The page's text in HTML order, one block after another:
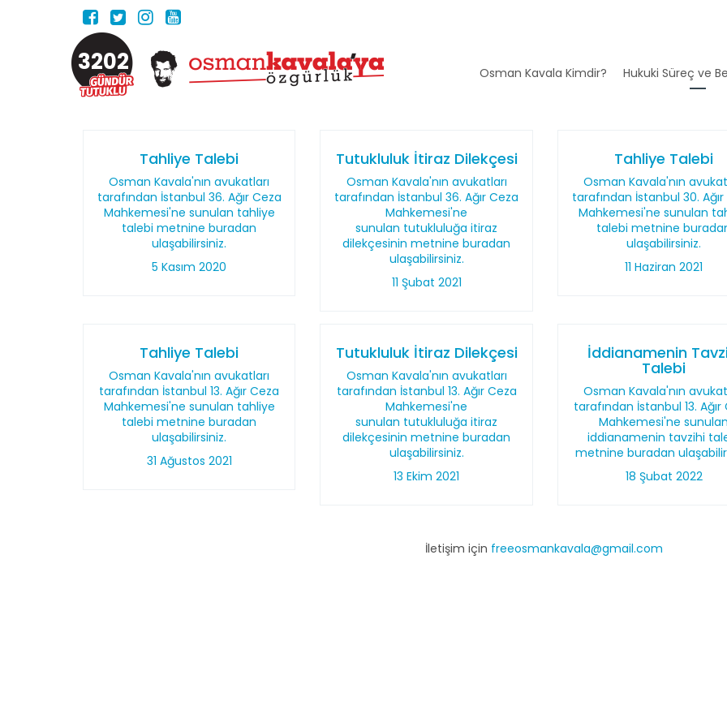
3202 Osman Kavala Kimdir? Hukuki Süreç ve
Tahliye Talebi
Osman Kavala'nın avukatları
tarafından İstanbul 36. Ağır Ceza
Mahkemesi'ne sunulan tahliye
talebi metnine buradan
ulaşabilirsiniz.
5 Kasım 2020
Tutukluluk İtiraz Dilekçesi
Osman Kavala'nın avukatları
tarafından İstanbul 36. Ağır Ceza
Mahkemesi'ne
sunulan tutukluluğa itiraz
dilekçesinin metnine buradan
ulaşabilirsiniz.
11 Şubat 2021
Tahliye Talebi
Osman Kavala'nın
tarafından İstanbul 30.
Mahkemesi'ne sunulan
talebi metnine
ulaşabilirsiniz.
11 Haziran 2021
Tahliye Talebi
Osman Kavala'nın avukatları
tarafından İstanbul 13. Ağır Ceza
Mahkemesi'ne sunulan tahliye
talebi metnine buradan
ulaşabilirsiniz.
31 Ağustos 2021
Tutukluluk İtiraz Dilekçesi
Osman Kavala'nın avukatları
tarafından İstanbul 13. Ağır Ceza
Mahkemesi'ne
sunulan tutukluluğa itiraz
dilekçesinin metnine buradan
ulaşabilirsiniz.
13 Ekim 2021
İddianamenin
Talebi
Osman Kavala'nın
tarafından İstanbul 13. Ağır
Mahkemesi'ne sunulan
iddianamenin tavzihi
metnine buradan
18 Şubat 2022
İletişim için freeosmankavala@gmail.com